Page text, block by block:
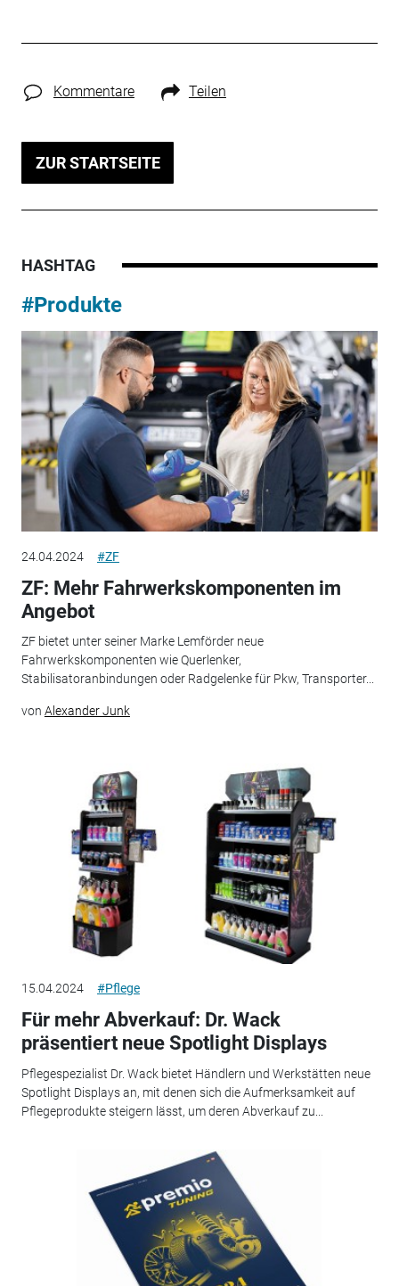
Kommentare Teilen
ZUR STARTSEITE
HASHTAG
#Produkte
24.04.2024 #ZF
ZF: Mehr Fahrwerkskomponenten im
Angebot
ZF bietet unter seiner Marke Lemförder neue
Fahrwerkskomponenten wie Querlenker,
Stabilisatoranbindungen oder Radgelenke für Pkw, Transporter...
von Alexander Junk
15.04.2024 #Pflege
Für mehr Abverkauf: Dr. Wack
präsentiert neue Spotlight Displays
Pflegespezialist Dr. Wack bietet Händlern und Werkstätten neue
Spotlight Displays an, mit denen sich die Aufmerksamkeit auf
Pflegeprodukte steigern lässt, um deren Abverkauf zu...